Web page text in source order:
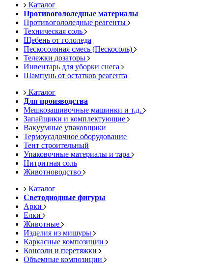
Каталог
Противогололедные материалы
Противогололедные реагенты
Техническая соль
Щебень от гололеда
Пескосоляная смесь (Пескосоль)
Тележки дозаторы
Инвентарь для уборки снега
Шампунь от остатков реагента
Каталог
Для производства
Мешкозашивочные машинки и т.д.
Запайщики и комплектующие
Вакуумные упаковщики
Термоусадочное оборудование
Тент строительный
Упаковочные материалы и тара
Нитритная соль
Животноводство
Каталог
Светодиодные фигуры
Арки
Елки
Животные
Изделия из мишуры
Каркасные композиции
Консоли и перетяжки
Объемные композиции